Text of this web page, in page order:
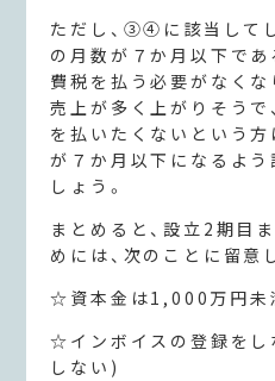
ただし、③④に該当して
の月数が７か月以下であ
費税を払う必要がなくな
売上が多く上がりそうで
を払いたくないという方
が７か月以下になるよ
しょう。
まとめると、設立2期目
めには、次のことに留意
☆資本金は1,000万円未
☆インボイスの登録をし
しない)